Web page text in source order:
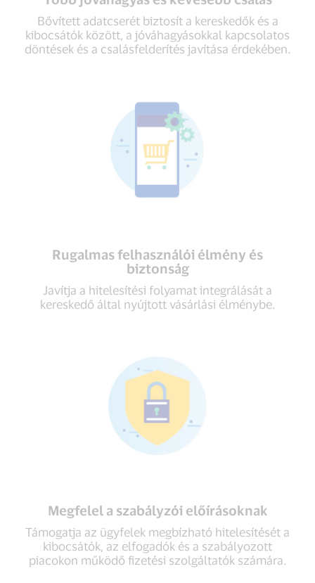
Bővített adatcserét biztosít a kereskedők és a
kibocsátók között, a jóváhagyásokkal kapcsolatos
döntések és a csalásfelderítés javítása érdekében.
Rugalmas felhasználói élmény és
biztonság
Javítja a hitelesítési folyamat integrálását a
kereskedő által nyújtott vásárlási élménybe.
Megfelel a szabályzói előírásoknak
Támogatja az ügyfelek megbízható hitelesítését a
kibocsátók, az elfogadók és a szabályozott
piacokon működő fizetési szolgáltatók számára.